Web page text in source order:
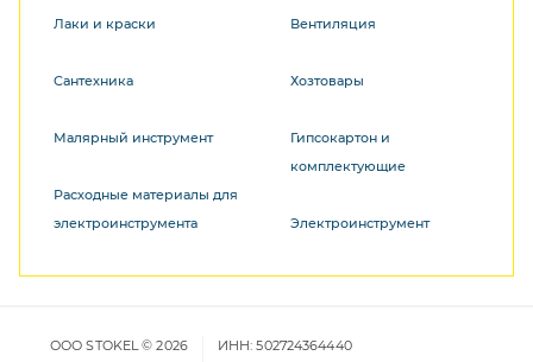
Лаки и краски
Сантехника
Малярный инструмент
Расходные материалы для
электроинструмента
Вентиляция
Хозтовары
Гипсокартон и
комплектующие
Электроинструмент
ООО STOKEL © 2026 ИНН: 502724364440